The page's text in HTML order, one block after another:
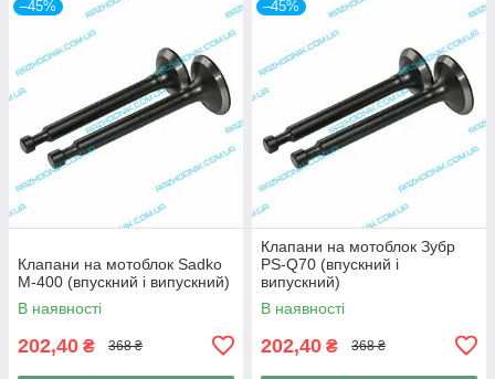
–45%
Клапани на мотоблок Sadko
M-400 (впускний і випускний)
В наявності
202,40 ₴ 368 ₴
–45%
Клапани на мотоблок Зубр
PS-Q70 (впускний і
випускний)
В наявності
202,40 ₴ 368 ₴